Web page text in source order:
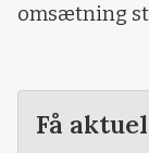
omsætning
Få